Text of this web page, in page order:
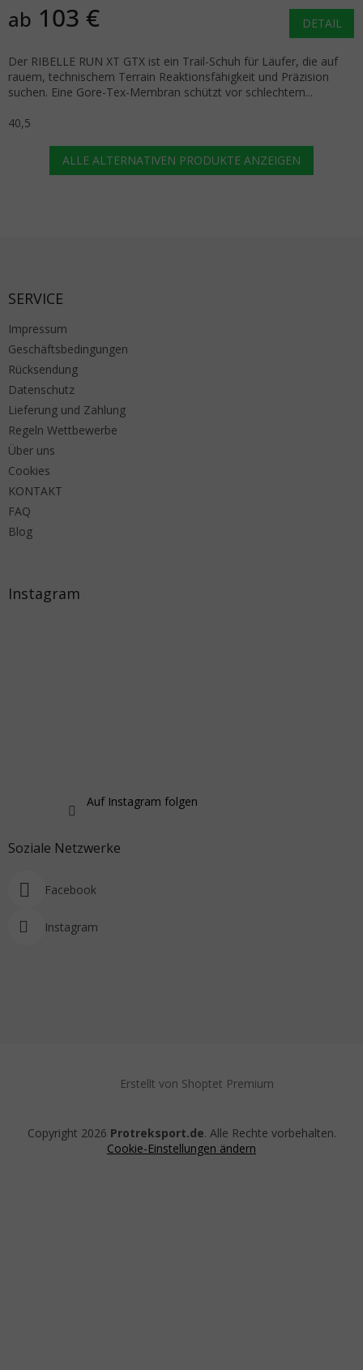
ab 103 € DETAIL
Der RIBELLE RUN XT GTX ist ein Trail-Schuh für Läufer, die auf
rauem, technischem Terrain Reaktionsfähigkeit und Präzision
suchen. Eine Gore-Tex-Membran schützt vor schlechtem...
40,5
ALLE ALTERNATIVEN PRODUKTE ANZEIGEN
SERVICE
Impressum
Geschäftsbedingungen
Rücksendung
Datenschutz
Lieferung und Zahlung
Regeln Wettbewerbe
Über uns
Cookies
KONTAKT
FAQ
Blog
Instagram
Auf Instagram folgen
Soziale Netzwerke
Facebook
Instagram
Erstellt von Shoptet Premium
Copyright 2026 Protreksport.de. Alle Rechte vorbehalten.
Cookie-Einstellungen ändern